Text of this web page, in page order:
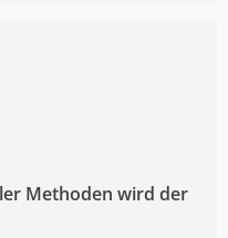
Methoden wird der